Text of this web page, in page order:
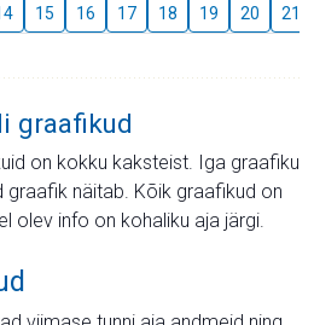
15 16 17 18 19 20 21
graafikud
on kokku kaksteist. Iga graafiku
graafik näitab. Kõik graafikud on
olev info on kohaliku aja järgi.